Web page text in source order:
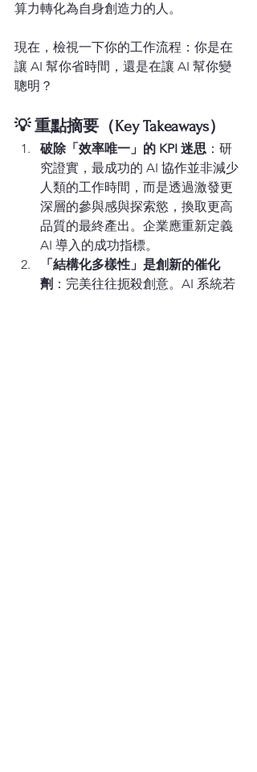
算力轉化為自身創造力的人。
現在，檢視一下你的工作流程：你是在
讓 AI 幫你省時間，還是在讓 AI 幫你變
聰明？
💡 重點摘要（Key Takeaways）
破除「效率唯一」的 KPI 迷思 ：研
究證實，最成功的 AI 協作並非減少
人類的工作時間，而是透過激發更
深層的參與感與探索慾，換取更高
品質的最終產出。企業應重新定義
AI 導入的成功指標。
「結構化多樣性」是創新的催化
劑 ：完美往往扼殺創意。AI 系統若